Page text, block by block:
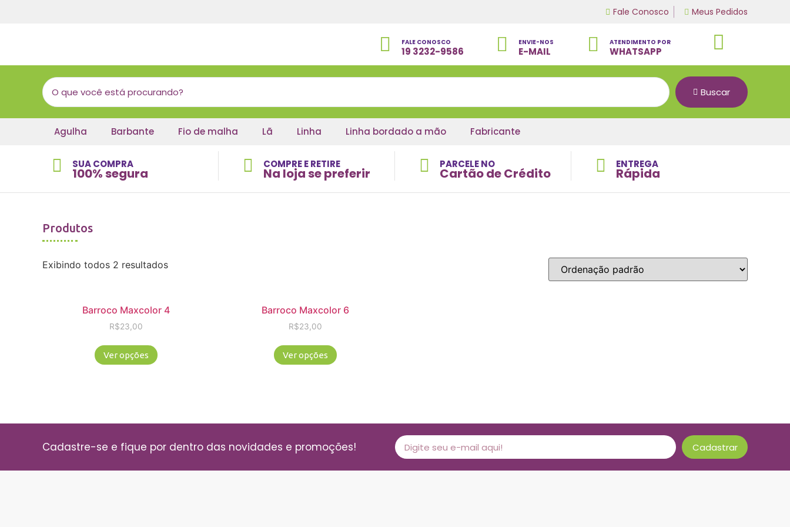
Fale Conosco Meus Pedidos
FALE CONOSCO
19 3232-9586
ENVIE-NOS
E-MAIL
ATENDIMENTO POR
WHATSAPP
Buscar
Agulha Barbante Fio de malha Lã Linha Linha bordado a mão Fabricante
SUA COMPRA
100% segura
COMPRE E RETIRE
Na loja se preferir
PARCELE NO
Cartão de Crédito
ENTREGA
Rápida
Produtos
Exibindo todos 2 resultados
Barroco Maxcolor 4
R$23,00
Ver opções
Barroco Maxcolor 6
R$23,00
Ver opções
Cadastre-se e fique por dentro das novidades e promoções! Cadastrar